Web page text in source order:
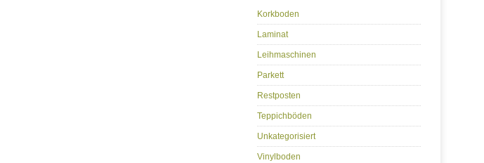
Korkboden
Laminat
Leihmaschinen
Parkett
Restposten
Teppichböden
Unkategorisiert
Vinylboden